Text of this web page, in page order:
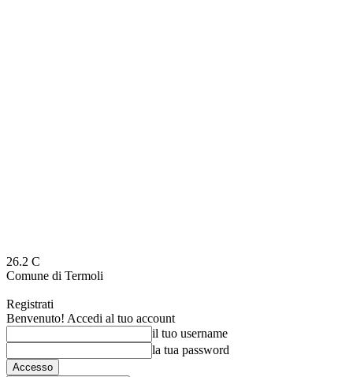
26.2 C
Comune di Termoli
Registrati
Benvenuto! Accedi al tuo account
il tuo username
la tua password